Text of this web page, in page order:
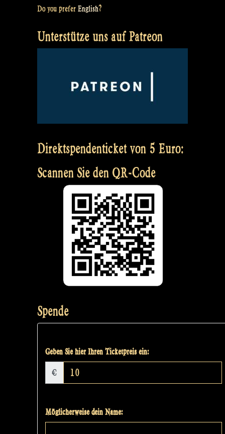
Do you prefer English?
Unterstütze uns auf Patreon
Direktspendenticket von 5 Euro:
Scannen Sie den QR-Code
Spende
Geben Sie hier Ihren Ticketpreis ein:
€
Möglicherweise dein Name: